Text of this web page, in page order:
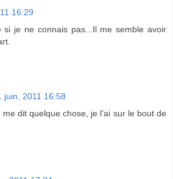
16:29
si je ne connais pas...Il me semble avoir
juin, 2011 16:58
dit quelque chose, je l'ai sur le bout de